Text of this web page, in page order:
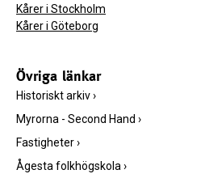
Kårer i Stockholm
Kårer i Göteborg
Övriga länkar
Historiskt arkiv›
Myrorna - Second Hand ›
Fastigheter›
Ågesta folkhögskola›